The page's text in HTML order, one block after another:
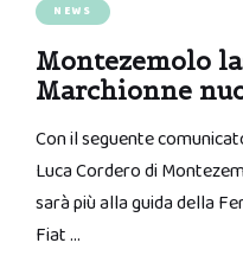
NEWS
Montezemolo
Marchionne
Con il seguente
Luca Cordero di
sarà più alla guida della
Fiat …